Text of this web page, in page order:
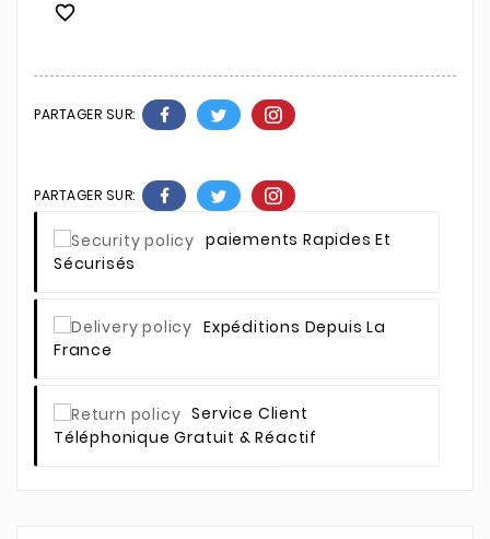

PARTAGER SUR:
PARTAGER SUR:
Paiements Rapides Et
Sécurisés
Expéditions Depuis La
France
Service Client
Téléphonique Gratuit & Réactif